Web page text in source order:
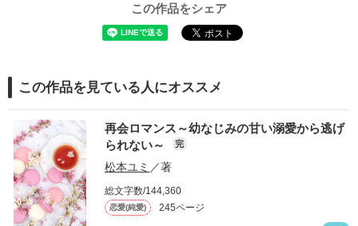
この作品をシェア
この作品を見ている人にオススメ
再会ロマンス～幼なじみの甘い溺愛から逃げ
られない～
完
松本ユミ ／著
総文字数/144,360
恋愛(純愛) 245ページ